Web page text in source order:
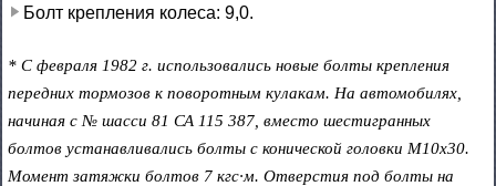
Болт крепления колеса: 9,0.
* С февраля 1982 г. использовались новые болты крепления
передних тормозов к поворотным кулакам. На автомобилях,
начиная с № шасси 81 СА 115 387, вместо шестигранных
болтов устанавливались болты с конической головки М10х30.
Момент затяжки болтов 7 кгс·м. Отверстия под болты на